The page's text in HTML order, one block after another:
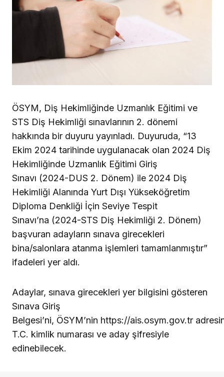
ÖSYM, Diş Hekimliğinde Uzmanlık Eğitimi ve
STS Diş Hekimliği sınavlarının 2. dönemi
hakkında bir duyuru yayınladı. Duyuruda, “13
Ekim 2024 tarihinde uygulanacak olan 2024 Diş
Hekimliğinde Uzmanlık Eğitimi Giriş
Sınavı (2024-DUS 2. Dönem) ile 2024 Diş
Hekimliği Alanında Yurt Dışı Yükseköğretim
Diploma Denkliği İçin Seviye Tespit
Sınavı’na (2024-STS Diş Hekimliği 2. Dönem)
başvuran adayların sınava girecekleri
bina/salonlara atanma işlemleri tamamlanmıştır”
ifadeleri yer aldı.
Adaylar, sınava girecekleri yer bilgisini gösteren
Sınava Giriş
Belgesi’ni, ÖSYM’nin https://ais.osym.gov.tr
T.C. kimlik numarası ve aday şifresiyle
edinebilecek.